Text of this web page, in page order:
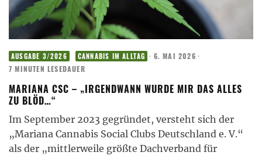
AUSGABE 3/2026 CANNABIS IM ALLTAG · 6. MAI 2026 ·
7 MINUTEN LESEDAUER
MARIANA CSC – „IRGENDWANN WURDE MIR DAS ALLES
ZU BLÖD…“
Im September 2023 gegründet, versteht sich der
„Mariana Cannabis Social Clubs Deutschland e. V.“
als der „mittlerweile größte Dachverband für